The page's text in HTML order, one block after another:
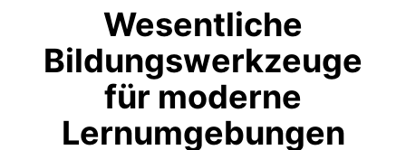
Wesentliche
Bildungswerkzeuge
für moderne
Lernumgebungen